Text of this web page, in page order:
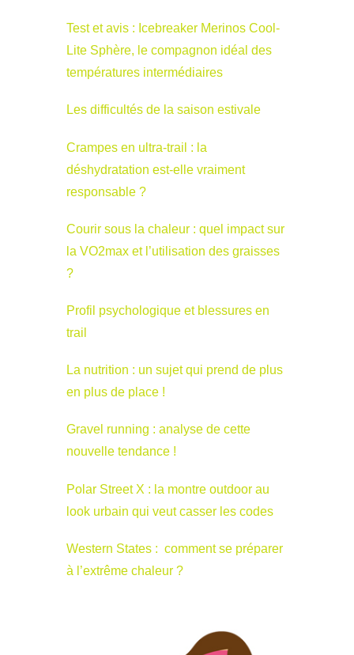
Test et avis : Icebreaker Merinos Cool-
Lite Sphère, le compagnon idéal des
températures intermédiaires
Les difficultés de la saison estivale
Crampes en ultra-trail : la
déshydratation est-elle vraiment
responsable ?
Courir sous la chaleur : quel impact sur
la VO2max et l’utilisation des graisses
?
Profil psychologique et blessures en
trail
La nutrition : un sujet qui prend de plus
en plus de place !
Gravel running : analyse de cette
nouvelle tendance !
Polar Street X : la montre outdoor au
look urbain qui veut casser les codes
Western States : comment se préparer
à l’extrême chaleur ?